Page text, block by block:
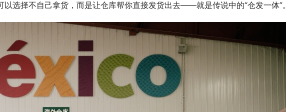
选择不自己拿货，而是让仓库帮你直接发货出去——就是传说中的“仓发一体”。